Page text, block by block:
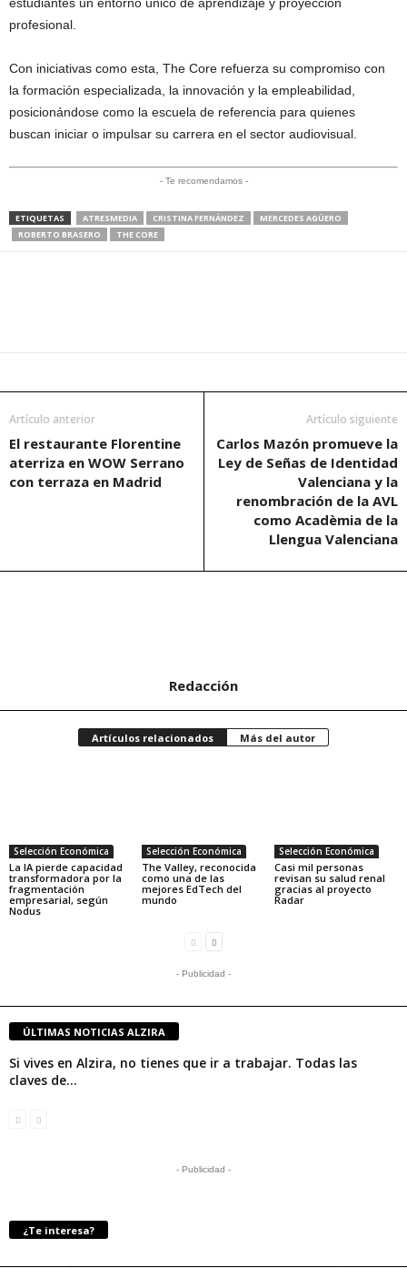
profesional.
Con iniciativas como esta, The Core refuerza su compromiso con
la formación especializada, la innovación y la empleabilidad,
posicionándose como la escuela de referencia para quienes
buscan iniciar o impulsar su carrera en el sector audiovisual.
- Te recomendamos -
ETIQUETAS ATRESMEDIA CRISTINA FERNÁNDEZ
MERCEDES AGÜERO
ROBERTO BRASERO
THE CORE
Artículo anterior
El restaurante Florentine
aterriza en WOW Serrano
con terraza en Madrid
Artículo siguiente
Carlos Mazón promueve la
Ley de Señas de Identidad
Valenciana y la
renombración de la AVL
como Acadèmia de la
Llengua Valenciana
Redacción
Artículos relacionados Más del autor
Selección Económica
La IA pierde capacidad
transformadora por la
fragmentación
empresarial, según
Nodus
Selección Económica
The Valley, reconocida
como una de las
mejores EdTech del
mundo
Selección Económica
Casi mil personas
revisan su salud renal
gracias al proyecto
Radar
- Publicidad -
ÚLTIMAS NOTICIAS ALZIRA
Si vives en Alzira, no tienes que ir a trabajar. Todas las
claves de...
- Publicidad -
¿Te interesa?